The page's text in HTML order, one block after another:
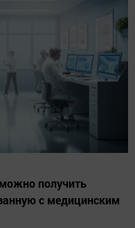
получить
с медицинским